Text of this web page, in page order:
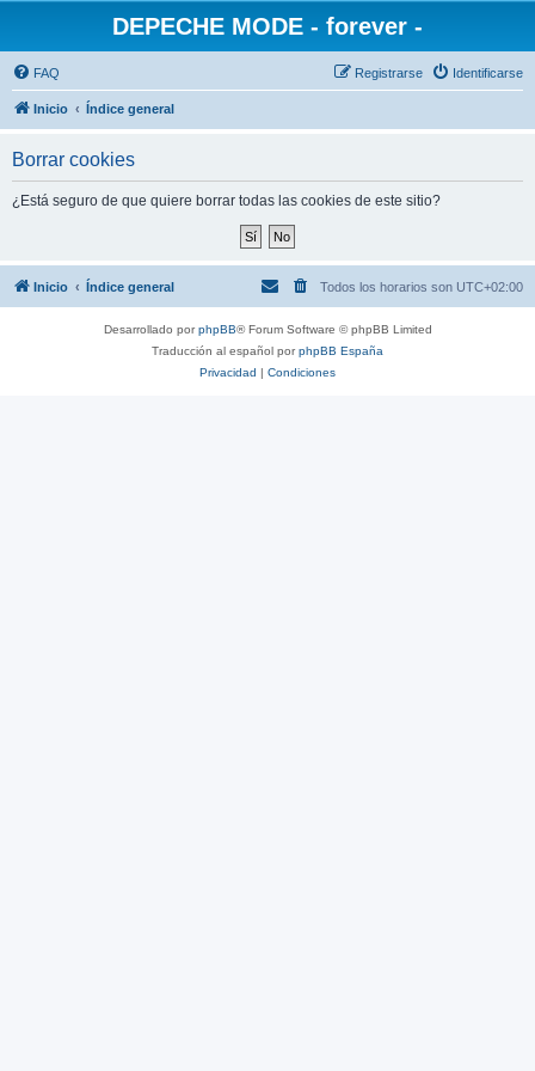
DEPECHE MODE - forever -
FAQ Identificarse
Registrarse
Inicio Índice general
Borrar cookies
¿Está seguro de que quiere borrar todas las cookies de este sitio?
Inicio Índice general Todos los horarios son UTC+02:00
Desarrollado porphpBB® Forum Software © phpBB Limited
Traducción al español porphpBB España
Privacidad | Condiciones